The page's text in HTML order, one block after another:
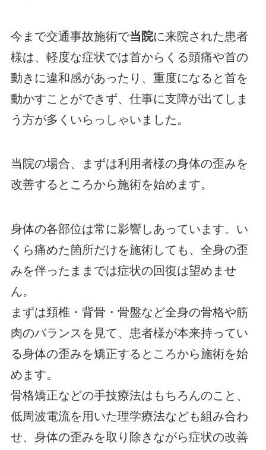
今まで交通事故施術で当院に来院された患者
様は、軽度な症状では首からくる頭痛や首の
動きに違和感があったり、重度になると首を
動かすことができず、仕事に支障が出てしま
う方が多くいらっしゃいました。
当院の場合、まずは利用者様の身体の歪みを
改善するところから施術を始めます。
身体の各部位は常に影響しあっています。い
くら痛めた箇所だけを施術しても、全身の歪
みを伴ったままでは症状の回復は望めませ
ん。
まずは頚椎・背骨・骨盤など全身の骨格や筋
肉のバランスを見て、患者様が本来持ってい
る身体の歪みを矯正するところから施術を始
めます。
骨格矯正などの手技療法はもちろんのこと、
低周波電流を用いた理学療法なども組み合わ
せ、身体の歪みを取り除きながら症状の改善